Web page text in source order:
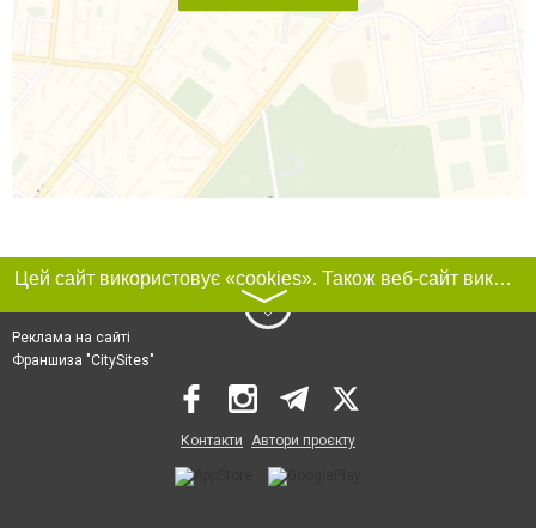
Цей сайт використовує «cookies». Також веб-сайт використовує інтернет-сервіс для збору технічних даних стосовно відвідувачів з метою отримання маркетингової та статистичної інформації. Умови обробки даних відвідувачів сайту див.
〉
Реклама на сайті
Франшиза "CitySites"
Контакти Автори проєкту